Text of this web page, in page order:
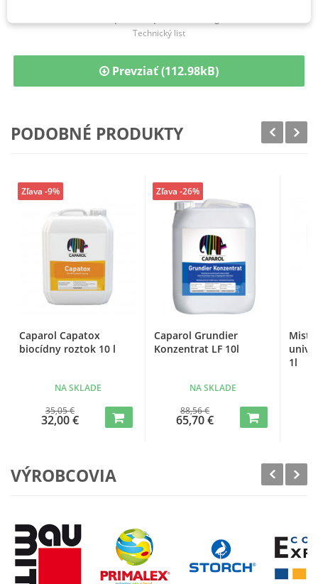
Technický list
Prevziať (112.98kB)
PODOBNÉ PRODUKTY
Caparol Capatox
biocídny roztok 10 l
NA SKLADE
35,05 €
32,00 €
Zľava -9%
Caparol Grundier
Konzentrat LF 10l
NA SKLADE
88,56 €
65,70 €
Zľava -26%
1l
VÝROBCOVIA